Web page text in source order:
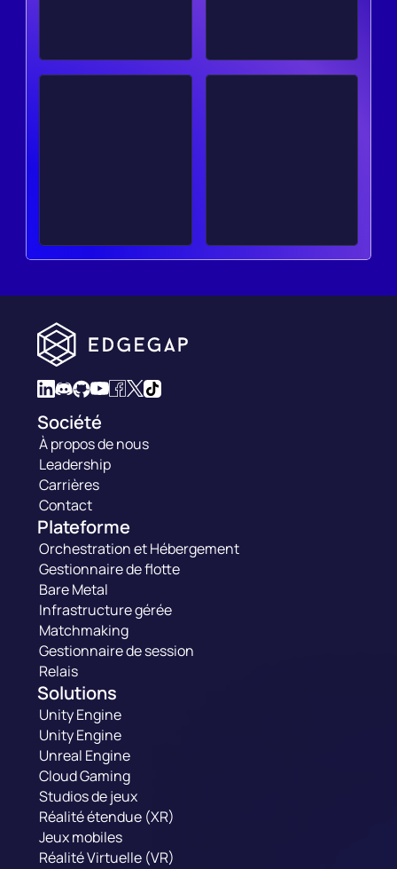
Société
À propos de nous
Leadership
Carrières
Contact
Plateforme
Orchestration et Hébergement
Gestionnaire de flotte
Bare Metal
Infrastructure gérée
Matchmaking
Gestionnaire de session
Relais
Solutions
Unity Engine
Unity Engine
Unreal Engine
Cloud Gaming
Studios de jeux
Réalité étendue (XR)
Jeux mobiles
Réalité Virtuelle (VR)